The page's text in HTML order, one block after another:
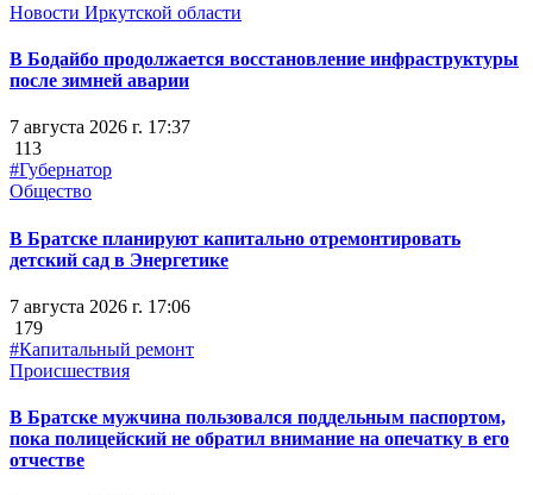
Новости Иркутской области
В Бодайбо продолжается восстановление инфраструктуры
после зимней аварии
7 августа 2026 г. 17:37
113
#Губернатор
Общество
В Братске планируют капитально отремонтировать
детский сад в Энергетике
7 августа 2026 г. 17:06
179
#Капитальный ремонт
Происшествия
В Братске мужчина пользовался поддельным паспортом,
пока полицейский не обратил внимание на опечатку в его
отчестве